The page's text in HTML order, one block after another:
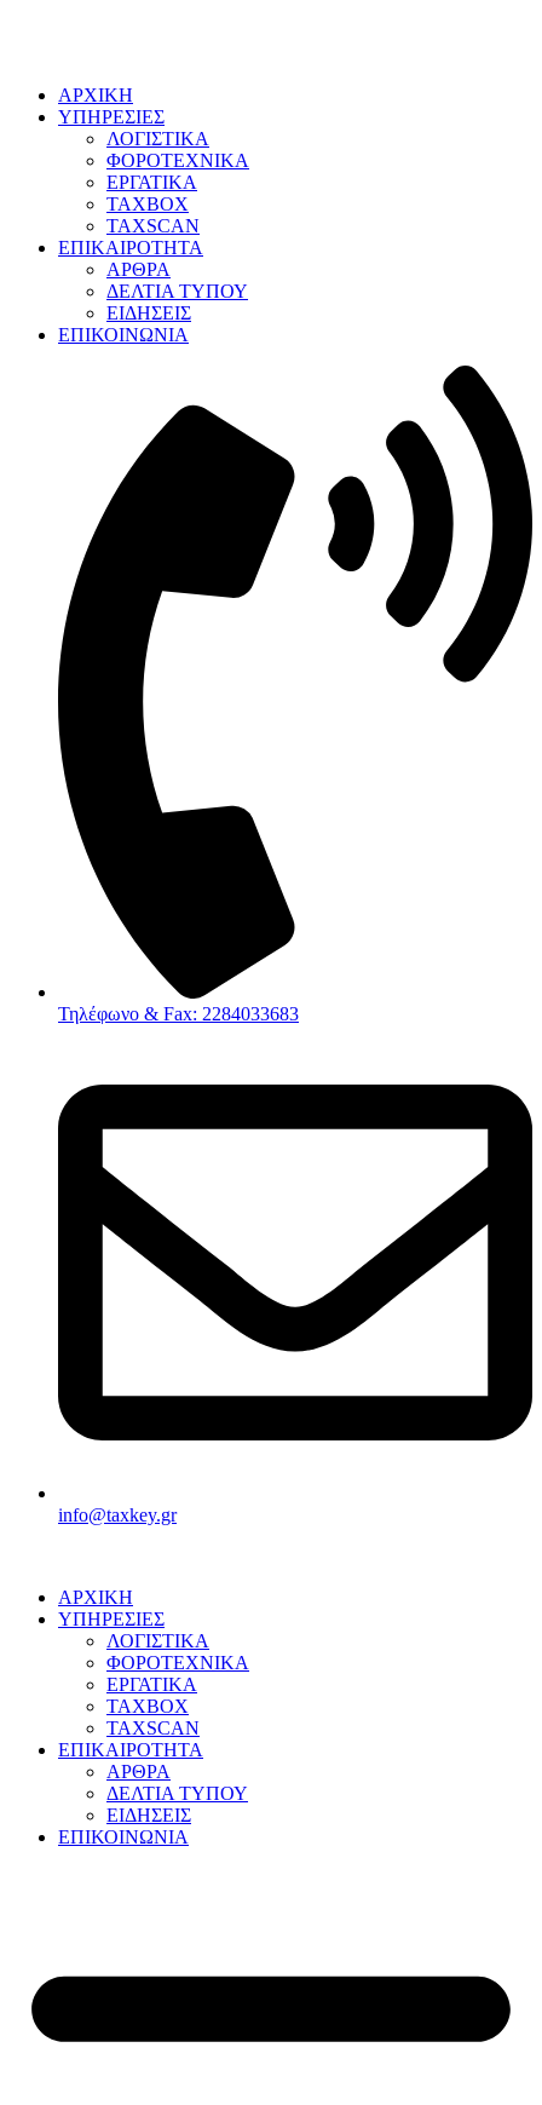
ΑΡΧΙΚΗ
ΥΠΗΡΕΣΙΕΣ
ΛΟΓΙΣΤΙΚΑ
ΦΟΡΟΤΕΧΝΙΚΑ
ΕΡΓΑΤΙΚΑ
TAXBOX
TAXSCAN
ΕΠΙΚΑΙΡΟΤΗΤΑ
ΑΡΘΡΑ
ΔΕΛΤΙΑ ΤΥΠΟΥ
ΕΙΔΗΣΕΙΣ
ΕΠΙΚΟΙΝΩΝΙΑ
Τηλέφωνο & Fax: 2284033683
info@taxkey.gr
ΑΡΧΙΚΗ
ΥΠΗΡΕΣΙΕΣ
ΛΟΓΙΣΤΙΚΑ
ΦΟΡΟΤΕΧΝΙΚΑ
ΕΡΓΑΤΙΚΑ
TAXBOX
TAXSCAN
ΕΠΙΚΑΙΡΟΤΗΤΑ
ΑΡΘΡΑ
ΔΕΛΤΙΑ ΤΥΠΟΥ
ΕΙΔΗΣΕΙΣ
ΕΠΙΚΟΙΝΩΝΙΑ